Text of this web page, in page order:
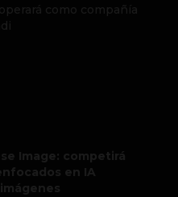
como compañía
Image: competirá
en IA